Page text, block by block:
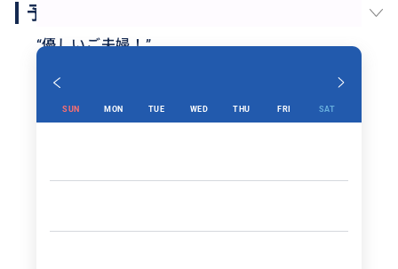
ご夫婦で案内して下さって、お二人ともとても優しい上
に、旦那様は四ヶ国語（マレイ語、広東語、英語、日本
語）が堪能。お店の注文も全て任せっきり！英語の出来
ない女性の一人旅でも、安心して回る事が出来ました。
大好きになりました。日帰りじゃ全然足りないことを実
“優しいご夫婦！”
予約スケジュール
SUN MON TUE WED THU FRI SAT